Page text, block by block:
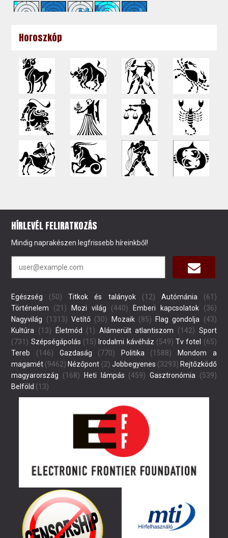
Horoszkóp
HÍRLEVÉL FELIRATKOZÁS
Mindig naprakészen legfrissebb híreinkből!
Egészség (50) Titkok és talányok(12) Autómánia (61)
Történelem (21) Mozi világ (440) Emberi kapcsolatok(36)
Nagyvilág (1313) Vetítő(30) Mozaik(85) Flag gondolja (43)
Kultúra (13) Életmód (1) Alámerült atlantiszom (142) Sport
(731) Szépségápolás (15) Irodalmi kávéház (549) Tv fotel
(65)
Tereb (146) Gazdaság (770) Politika (1588)
Mondom a
magamét (9462) Nézőpont (2) Jobbegyenes (3293) Rejtőzködő
magyarország (168) Heti lámpás (459) Gasztronómia (539)
Belföld (13)